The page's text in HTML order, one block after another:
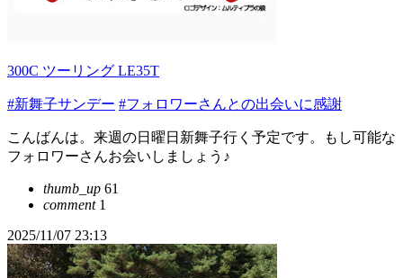
300C ツーリング LE35T
#新舞子サンデー #フォロワーさんとの出会いに感謝
こんばんは。来週の日曜日新舞子行く予定です。もし可能な
フォロワーさんお会いしましょう♪
thumb_up 61
comment1
2025/11/07 23:13